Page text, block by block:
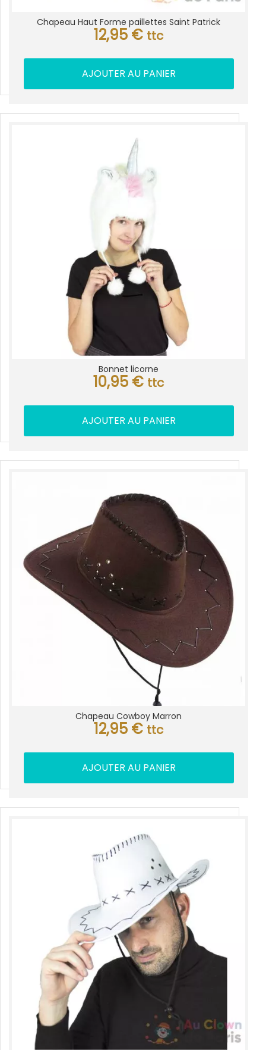
Chapeau Haut Forme paillettes Saint Patrick
12,95 € ttc
AJOUTER AU PANIER
Bonnet licorne
10,95 € ttc
AJOUTER AU PANIER
Chapeau Cowboy Marron
12,95 € ttc
AJOUTER AU PANIER